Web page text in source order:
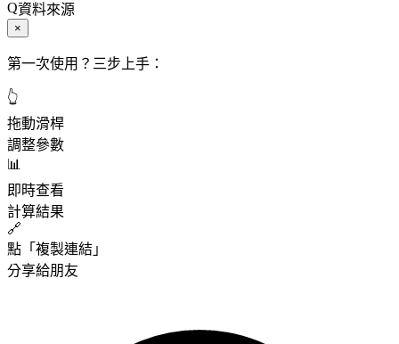
資料來源
×
第一次使用？三步上手：
👆
拖動滑桿
調整參數
📊
即時查看
計算結果
🔗
點「複製連結」
分享給朋友